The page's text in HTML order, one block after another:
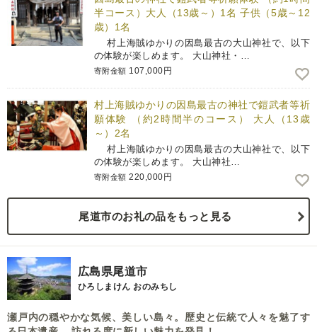
半コース）大人（13歳～）1名 子供（5歳～12
歳）1名
村上海賊ゆかりの因島最古の大山神社で、以下
の体験が楽しめます。 大山神社・…
寄附金額 107,000円
村上海賊ゆかりの因島最古の神社で鎧武者等祈
願体験 （約2時間半のコース） 大人（13歳
～）2名
村上海賊ゆかりの因島最古の大山神社で、以下
の体験が楽しめます。 大山神社…
寄附金額 220,000円
尾道市のお礼の品をもっと見る
広島県尾道市
ひろしまけん おのみちし
瀬戸内の穏やかな気候、美しい島々。歴史と伝統で人々を魅了す